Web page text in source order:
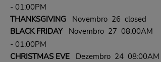
- 01:00PM
THANKSGIVINGNovembro 26 closed
BLACK FRIDAYNovembro 27 08:00AM
- 01:00PM
CHRISTMAS EVEDezembro 24 08:00AM